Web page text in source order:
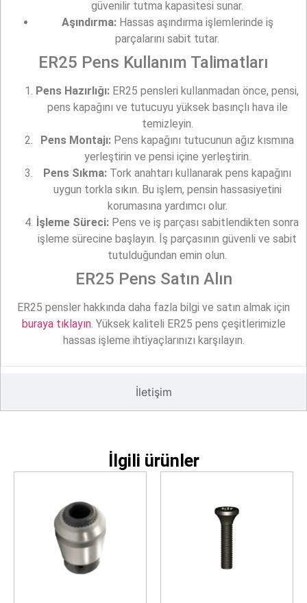
İletişim
güvenilir tutma kapasitesi sunar.
Aşındırma:Hassas aşındırma işlemlerinde iş
parçalarını sabit tutar.
ER25 Pens Kullanım Talimatları
Pens Hazırlığı: ER25 pensleri kullanmadan önce, pensi,
pens kapağını ve tutucuyu yüksek basınçlı hava ile
temizleyin.
Pens Montajı: Pens kapağını tutucunun ağız kısmına
yerleştirin ve pensi içine yerleştirin.
Pens Sıkma: Tork anahtarı kullanarak pens kapağını
uygun torkla sıkın. Bu işlem, pensin hassasiyetini
korumasına yardımcı olur.
İşleme Süreci:Pens ve iş parçası sabitlendikten sonra
işleme sürecine başlayın. İş parçasının güvenli ve sabit
tutulduğundan emin olun.
ER25 Pens Satın Alın
ER25 pensler hakkında daha fazla bilgi ve satın almak için
buraya tıklayın. Yüksek kaliteli ER25 pens çeşitlerimizle
hassas işleme ihtiyaçlarınızı karşılayın.
İlgili ürünler